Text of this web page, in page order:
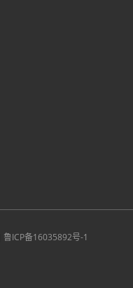
鲁ICP备16035892号-1